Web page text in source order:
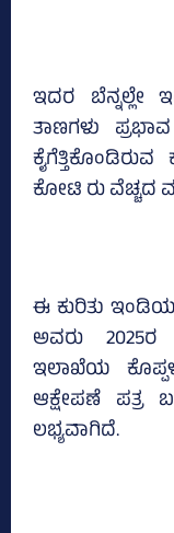
ಇದರ ಬೆನ್ನಲ್ಲೇ
ತಾಣಗಳು
ಕೋಟಿ ರು ವೆಚ್ಚದ
ಈ ಕುರಿತು
ಅವರು
ಇಲಾಖೆಯ
ಆಕ್ಷೇಪಣೆ ಪತ್ರ
ಲಭ್ಯವಾಗಿದೆ.